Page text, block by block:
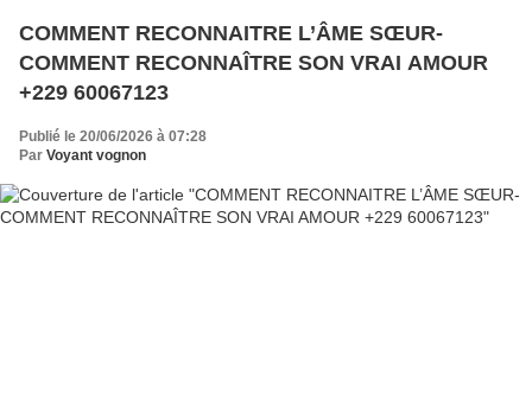
COMMENT RECONNAITRE L’ÂME SŒUR-
COMMENT RECONNAÎTRE SON VRAI AMOUR
+229 60067123
Publié le 20/06/2026 à 07:28
Par Voyant vognon